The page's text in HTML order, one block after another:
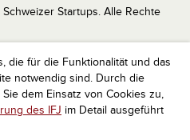
die für die Funktionalität und das
notwendig sind. Durch die
dem Einsatz von Cookies zu,
des IFJ im Detail ausgeführt
Startups. Alle Rechte